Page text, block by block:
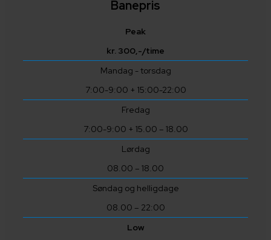
Banepris
Peak
kr. 300,-/time
Mandag - torsdag
7:00-9:00 + 15:00-22:00
Fredag
7:00-9:00 + 15.00 – 18.00
Lørdag
08.00 – 18.00
Søndag og helligdage
08.00 – 22:00
Low